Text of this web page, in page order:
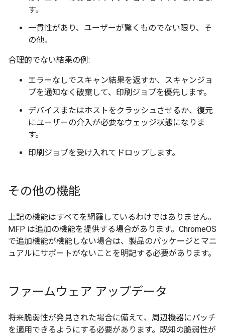
す。
一貫性があり、ユーザーが驚くものでない限り、そ
の他。
合理的でない結果の例:
エラーなしでスキャン結果を返すか、スキャンジョ
ブを通知なく破棄して、印刷ジョブを優先します。
デバイスまたはホストをクラッシュさせるか、復元
にユーザーの介入が必要なウェッジ状態になりま
す。
印刷ジョブを受け入れてドロップします。
その他の機能
上記の機能はすべてを網羅しているわけではありません。
MFP は追加の機能を提供する場合があります。ChromeOS
で追加機能が機能しない場合は、製品のパッケージとマニ
ュアルにサポートがないことを明記する必要があります。
ファームウェア アップデータ
将来脆弱性が発見された場合に備えて、周辺機器にパッチ
を適用できるようにする必要があります。既知の脆弱性が